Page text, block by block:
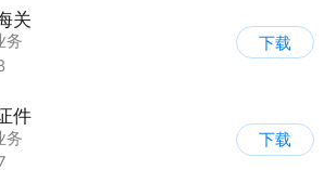
关
务
下载
件
务
下载